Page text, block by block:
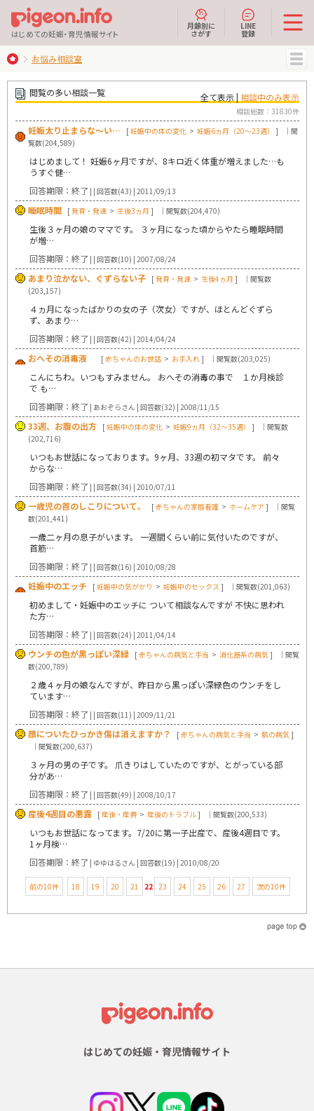
はじめての妊娠・育児情報サイト
月齢別に
さがす
LINE
登録
MENU
お悩み相談室
閲覧の多い相談一覧 全て表示 | 相談中のみ表示
相談総数：31830件
妊娠太り止まらな～い… [妊娠中の体の変化 > 妊娠6ヵ月（20～23週） ]
｜閲
覧数(204,589)
はじめまして！ 妊娠6ヶ月ですが、8キロ近く体重が増えました…も
うすぐ健…
回答期限：終了 | | 回答数(43) | 2011/09/13
睡眠時間 [発育・発達 > 生後3ヵ月 ] ｜閲覧数(204,470)
生後３ヶ月の娘のママです。 ３ヶ月になった頃からやたら睡眠時間
が増…
回答期限：終了 | | 回答数(10) | 2007/08/24
あまり泣かない、ぐずらない子 [発育・発達 > 生後4ヵ月 ]
｜閲覧数
(203,157)
４ヵ月になったばかりの女の子（次女）ですが、ほとんどぐずら
ず、あまり…
回答期限：終了 | | 回答数(42) | 2014/04/24
おへその消毒液 [赤ちゃんのお世話 > お手入れ] ｜閲覧数(203,025)
こんにちわ。いつもすみません。 おへその消毒の事で １か月検診
で も…
回答期限：終了 | あおぞらさん | 回答数(32) | 2008/11/15
33週、お腹の出方 [妊娠中の体の変化 > 妊娠9ヵ月（32～35週） ]
｜閲覧数
(202,716)
いつもお世話になっております。9ヶ月、33週の初マタです。 前々
からな…
回答期限：終了 | | 回答数(34) | 2010/07/11
一歳児の首のしこりについて。 [赤ちゃんの家庭看護 > ホームケア ]
｜閲覧
数(201,441)
一歳二ヶ月の息子がいます。 一週間くらい前に気付いたのですが、
首筋…
回答期限：終了 | | 回答数(16) | 2010/08/28
妊娠中のエッチ [妊娠中の気がかり > 妊娠中のセックス ] ｜閲覧数(201,063)
初めまして・妊娠中のエッチに ついて相談なんですが 不快に思われ
た方…
回答期限：終了 | | 回答数(24) | 2011/04/14
ウンチの色が黒っぽい深緑 [赤ちゃんの病気と手当 > 消化器系の病気 ]
｜閲覧
数(200,789)
２歳４ヶ月の娘なんですが、昨日から黒っぽい深緑色のウンチをし
ています…
回答期限：終了 | | 回答数(11) | 2009/11/21
顔についたひっかき傷は消えますか？ [赤ちゃんの病気と手当 > 肌の病気 ]
｜閲覧数(200,637)
３ヶ月の男の子です。 爪きりはしていたのですが、とがっている部
分があ…
回答期限：終了 | | 回答数(49) | 2008/10/17
産後4週目の悪露 [産後・産褥 > 産後のトラブル] ｜閲覧数(200,533)
いつもお世話になってます。7/20に第一子出産で、産後4週目です。
1ヶ月検…
回答期限：終了 | ゆゆはるさん | 回答数(19) | 2010/08/20
前の10件 18 19 20 21 22 23 24 25 26 27 次の10件
はじめての妊娠・育児情報サイト